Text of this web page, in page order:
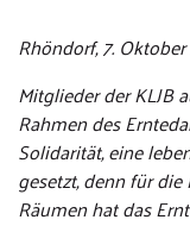
Rhöndorf, 7.
Mitglieder der KLJB
Rahmen des
Solidarität, eine
gesetzt, denn für
Räumen hat das